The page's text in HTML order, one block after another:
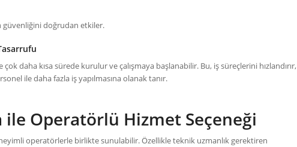
güvenliğini doğrudan etkiler.
daha kısa sürede kurulur ve çalışmaya başlanabilir. Bu, iş süreçlerini hızlandırır,
ile daha fazla iş yapılmasına olanak tanır.
Operatörlü Hizmet Seçeneği
operatörlerle birlikte sunulabilir. Özellikle teknik uzmanlık gerektiren